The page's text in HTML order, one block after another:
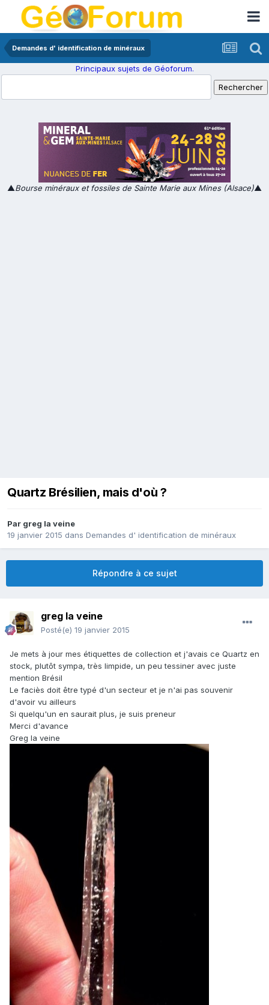
Demandes d' identification de minéraux
Principaux sujets de Géoforum.
▲Bourse minéraux et fossiles de Sainte Marie aux Mines (Alsace)▲
Quartz Brésilien, mais d'où ?
Par greg la veine
19 janvier 2015 dans Demandes d' identification de minéraux
Répondre à ce sujet
greg la veine
Posté(e) 19 janvier 2015
Je mets à jour mes étiquettes de collection et j'avais ce Quartz en
stock, plutôt sympa, très limpide, un peu tessiner avec juste
mention Brésil
Le faciès doit être typé d'un secteur et je n'ai pas souvenir
d'avoir vu ailleurs
Si quelqu'un en saurait plus, je suis preneur
Merci d'avance
Greg la veine